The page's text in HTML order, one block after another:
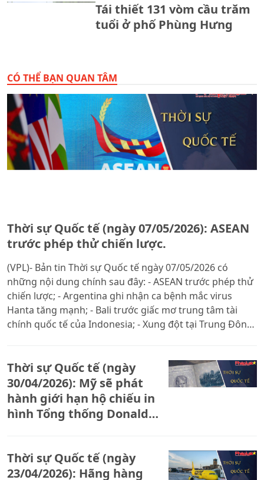
Tái thiết 131 vòm cầu trăm
tuổi ở phố Phùng Hưng
CÓ THỂ BẠN QUAN TÂM
Thời sự Quốc tế (ngày 07/05/2026): ASEAN
trước phép thử chiến lược.
(VPL)- Bản tin Thời sự Quốc tế ngày 07/05/2026 có
những nội dung chính sau đây: - ASEAN trước phép thử
chiến lược; - Argentina ghi nhận ca bệnh mắc virus
Hanta tăng mạnh; - Bali trước giấc mơ trung tâm tài
chính quốc tế của Indonesia; - Xung đột tại Trung Đông:
Thời sự Quốc tế (ngày
30/04/2026): Mỹ sẽ phát
hành giới hạn hộ chiếu in
hình Tổng thống Donald
Thời sự Quốc tế (ngày
23/04/2026): Hãng hàng